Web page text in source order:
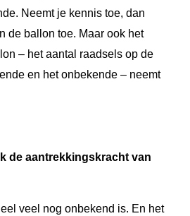
Neemt je kennis toe, dan
de ballon toe. Maar ook het
– het aantal raadsels op de
en het onbekende – neemt
de aantrekkingskracht van
veel nog onbekend is. En het